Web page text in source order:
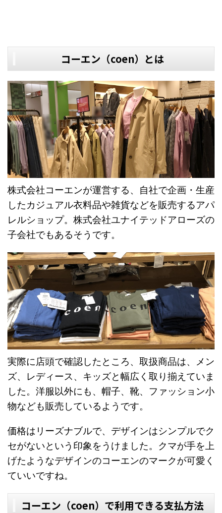
コーエン（coen）とは
株式会社コーエンが運営する、自社で企画・生産
したカジュアル衣料品や雑貨などを販売するアパ
レルショップ。株式会社ユナイテッドアローズの
子会社でもあるそうです。
実際に店頭で確認したところ、取扱商品は、メン
ズ、レディース、キッズと幅広く取り揃えていま
した。洋服以外にも、帽子、靴、ファッション小
物なども販売しているようです。
価格はリーズナブルで、デザインはシンプルでク
セがないという印象をうけました。クマが手を上
げたようなデザインのコーエンのマークが可愛く
ていいですね。
コーエン（coen）で利用できる支払方法